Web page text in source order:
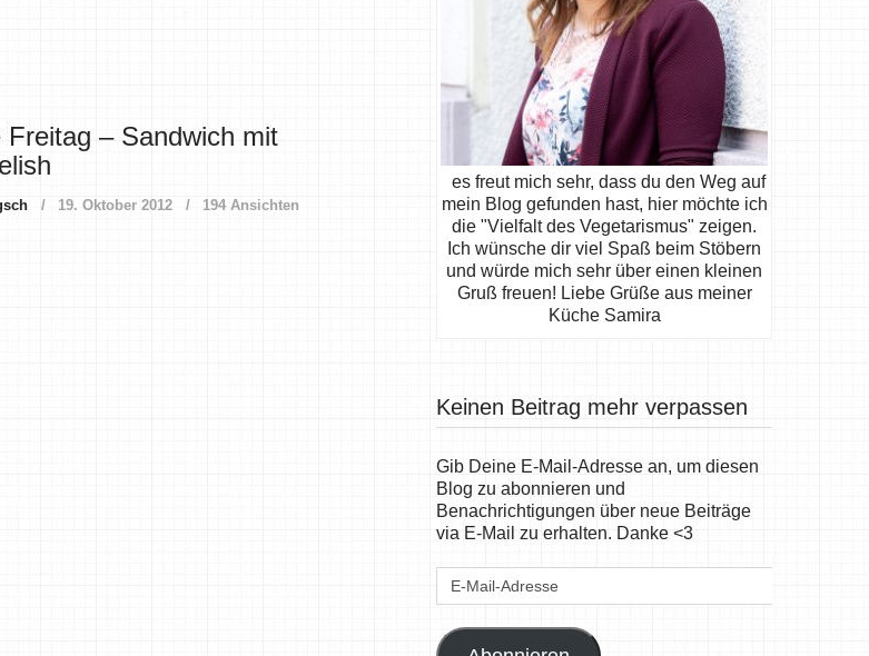
Freitag – Sandwich mit
19. Oktober 2012 194 Ansichten
es freut mich sehr, dass du den Weg auf
mein Blog gefunden hast, hier möchte ich
die "Vielfalt des Vegetarismus" zeigen.
Ich wünsche dir viel Spaß beim Stöbern
und würde mich sehr über einen kleinen
Gruß freuen! Liebe Grüße aus meiner
Küche Samira
Keinen Beitrag mehr verpassen
Gib Deine E-Mail-Adresse an, um diesen
Blog zu abonnieren und
Benachrichtigungen über neue Beiträge
via E-Mail zu erhalten. Danke <3
E-